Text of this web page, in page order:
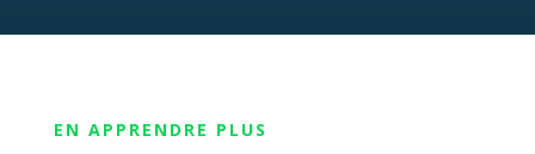
EN APPRENDRE PLUS